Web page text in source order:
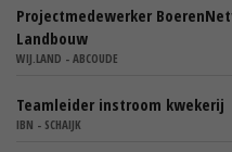
Projectmedewerker
Landbouw
WIJ.LAND - ABCOUDE
Teamleider instroom kwekerij
IBN - SCHAIJK